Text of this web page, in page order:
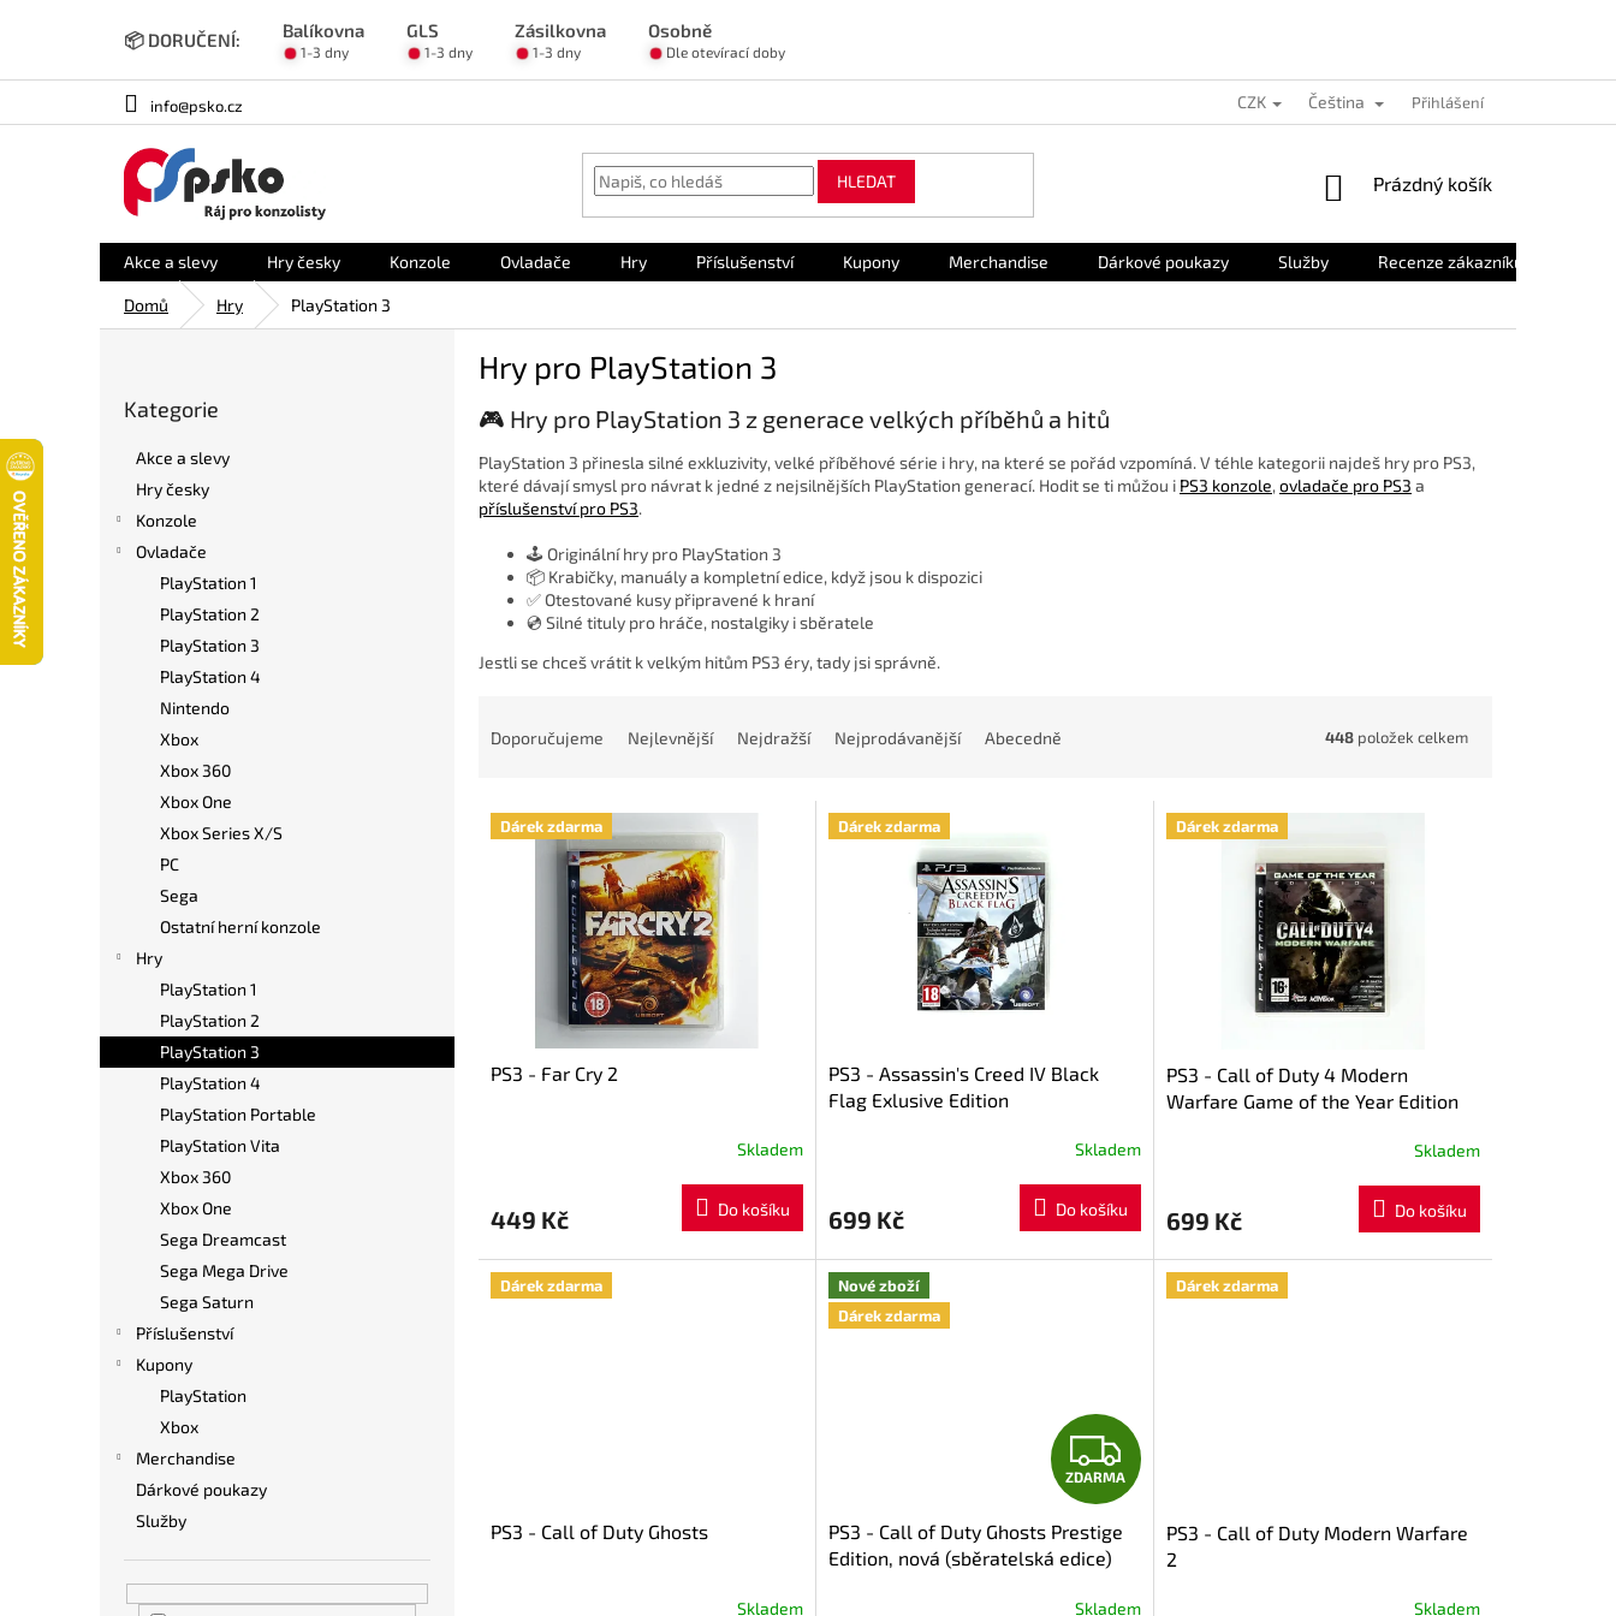
📦 DORUČENÍ: Balíkovna GLS Zásilkovna Osobně
1-3 dny 1-3 dny 1-3 dny Dle otevírací doby
info@psko.cz CZK Čeština Přihlášení
HLEDAT
NÁKUPNÍ
Prázdný košík
Akce a slevy Hry česky Konzole Ovladače Hry Příslušenství Kupony Merchandise Dárkové poukazy Služby Recenze zákazníků
Domů Hry PlayStation 3
kategorie
Kategorie
Akce a slevy
Hry česky
Konzole
Ovladače
PlayStation 1
PlayStation 2
PlayStation 3
PlayStation 4
Nintendo
Xbox
Xbox 360
Xbox One
Xbox Series X/S
PC
Sega
Ostatní herní konzole
Hry
PlayStation 1
PlayStation 2
PlayStation 3
PlayStation 4
PlayStation Portable
PlayStation Vita
Xbox 360
Xbox One
Sega Dreamcast
Sega Mega Drive
Sega Saturn
Příslušenství
Kupony
PlayStation
Xbox
Merchandise
Dárkové poukazy
Služby
Hry pro PlayStation 3
🎮 Hry pro PlayStation 3 z generace velkých příběhů a hitů
PlayStation 3 přinesla silné exkluzivity, velké příběhové série i hry, na které se pořád vzpomíná. V téhle kategorii najdeš hry pro PS3,
které dávají smysl pro návrat k jedné z nejsilnějších PlayStation generací. Hodit se ti můžou i PS3 konzole,ovladače pro PS3 a
příslušenství pro PS3.
🕹️ Originální hry pro PlayStation 3
📦 Krabičky, manuály a kompletní edice, když jsou k dispozici
✅ Otestované kusy připravené k hraní
💿 Silné tituly pro hráče, nostalgiky i sběratele
Jestli se chceš vrátit k velkým hitům PS3 éry, tady jsi správně.
n
Doporučujeme Nejlevnější Nejdražší Nejprodávanější Abecedně 448 položek celkem
V Dárek zdarma
PS3 - Far Cry 2
Skladem
449 Kč Do košíku
Dárek zdarma
PS3 - Assassin's Creed IV Black
Flag Exlusive Edition
Skladem
699 Kč Do košíku
Dárek zdarma
PS3 - Call of Duty 4 Modern
Warfare Game of the Year Edition
Skladem
699 Kč Do košíku
Dárek zdarma
PS3 - Call of Duty Ghosts
Skladem
Nové zboží
Dárek zdarma
Z
D
A
R
ZDARMA
PS3 - Call of Duty Ghosts Prestige
Edition, nová (sběratelská edice)
Skladem
Dárek zdarma
PS3 - Call of Duty Modern Warfare
2
Skladem